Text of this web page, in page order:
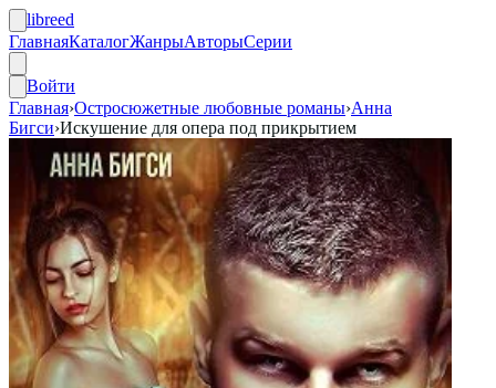
libreed
ГлавнаяКаталогЖанрыАвторыСерии
Войти
Главная›Остросюжетные любовные романы›Анна
Бигси›Искушение для опера под прикрытием